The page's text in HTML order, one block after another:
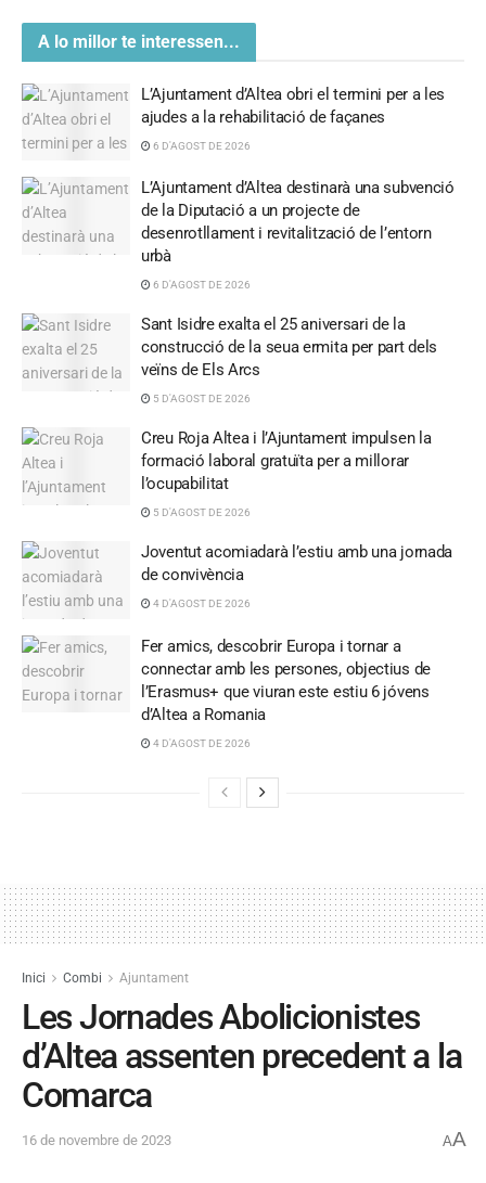
A lo millor te interessen...
L’Ajuntament d’Altea obri el termini per a les
ajudes a la rehabilitació de façanes
6 D'AGOST DE 2026
L’Ajuntament d’Altea destinarà una subvenció
de la Diputació a un projecte de
desenrotllament i revitalització de l’entorn
urbà
6 D'AGOST DE 2026
Sant Isidre exalta el 25 aniversari de la
construcció de la seua ermita per part dels
veïns de Els Arcs
5 D'AGOST DE 2026
Creu Roja Altea i l’Ajuntament impulsen la
formació laboral gratuïta per a millorar
l’ocupabilitat
5 D'AGOST DE 2026
Joventut acomiadarà l’estiu amb una jornada
de convivència
4 D'AGOST DE 2026
Fer amics, descobrir Europa i tornar a
connectar amb les persones, objectius de
l’Erasmus+ que viuran este estiu 6 jóvens
d’Altea a Romania
4 D'AGOST DE 2026
Inici Combi Ajuntament
Les Jornades Abolicionistes
d’Altea assenten precedent a la
Comarca
16 de novembre de 2023 AA